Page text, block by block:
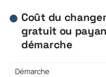
Coût du
gratuit ou
démarche
Démarche